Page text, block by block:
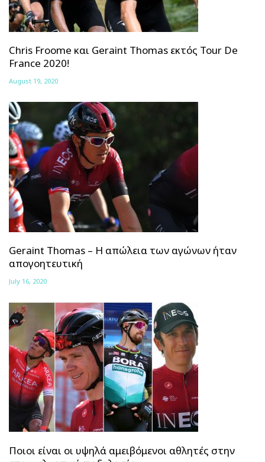
Chris Froome και Geraint Thomas εκτός Tour De
France 2020!
August 19, 2020
Geraint Thomas – Η απώλεια των αγώνων ήταν
απογοητευτική
July 16, 2020
Ποιοι είναι οι υψηλά αμειβόμενοι αθλητές στην